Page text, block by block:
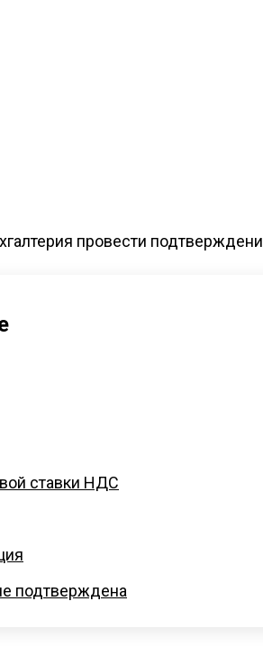
провести
ставки НДС
подтверждена